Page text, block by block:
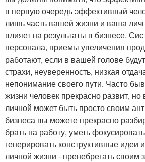
в первую очередь эффективный
лишь часть вашей жизни и ваша
влияет на результаты в бизнесе.
персонала, приемы увеличения
работают, если в вашей голове
страхи, неуверенность, низкая
непонимание своего пути. Часто
жизни человек прекрасно развит,
личной может быть просто своим
бизнеса вы можете прекрасно
брать на работу, уметь
генерировать конструктивные идеи
личной жизни - пренебрегать своим